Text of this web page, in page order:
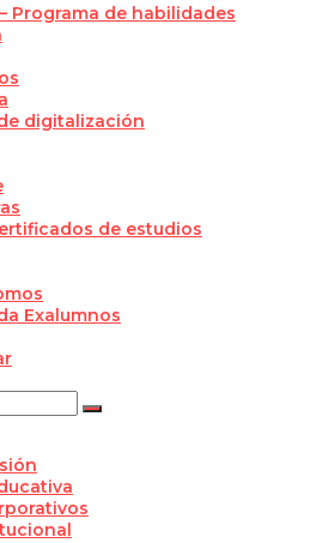
Programa de habilidades
digitalización
de estudios
Exalumnos